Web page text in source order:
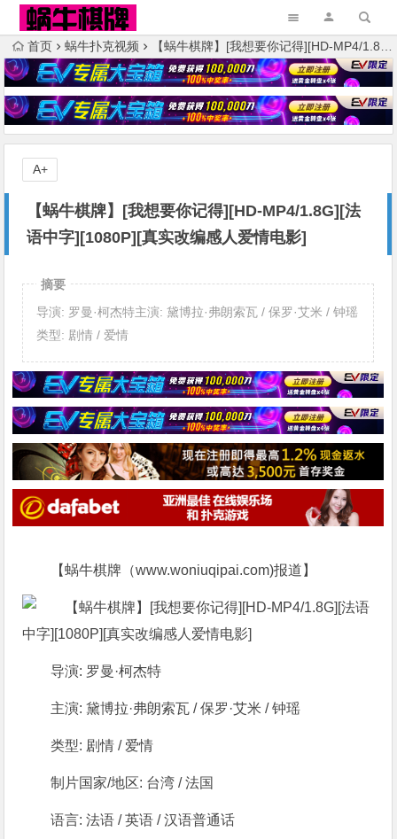
首页 蜗牛扑克视频 【蜗牛棋牌】[我想要你记得][HD-MP4/1.8G][法语中字][1080P][真实改编感人爱情电影]
【蜗牛棋牌】[我想要你记得][HD-MP4/1.8G][法
语中字][1080P][真实改编感人爱情电影]
A+
摘要
导演: 罗曼·柯杰特主演: 黛博拉·弗朗索瓦 / 保罗·艾米 / 钟瑶
类型: 剧情 / 爱情
【蜗牛棋牌（www.woniuqipai.com)报道】
导演: 罗曼·柯杰特
主演: 黛博拉·弗朗索瓦 / 保罗·艾米 / 钟瑶
类型: 剧情 / 爱情
制片国家/地区: 台湾 / 法国
语言: 法语 / 英语 / 汉语普通话